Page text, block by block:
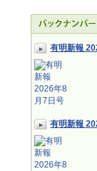
有明新報
有明新報